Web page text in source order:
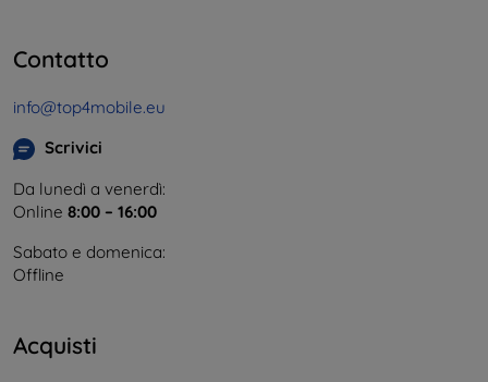
Contatto
info@top4mobile.eu
Scrivici
Da lunedì a venerdì:
Online 8:00 – 16:00
Sabato e domenica:
Offline
Acquisti